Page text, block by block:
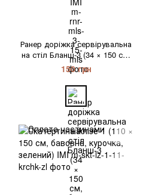
Ранер доріжка сервірувальна
на стіл Бланш-3 (34 × 150 см,
бавовна, в горох, ліловий) IMI
150 грн